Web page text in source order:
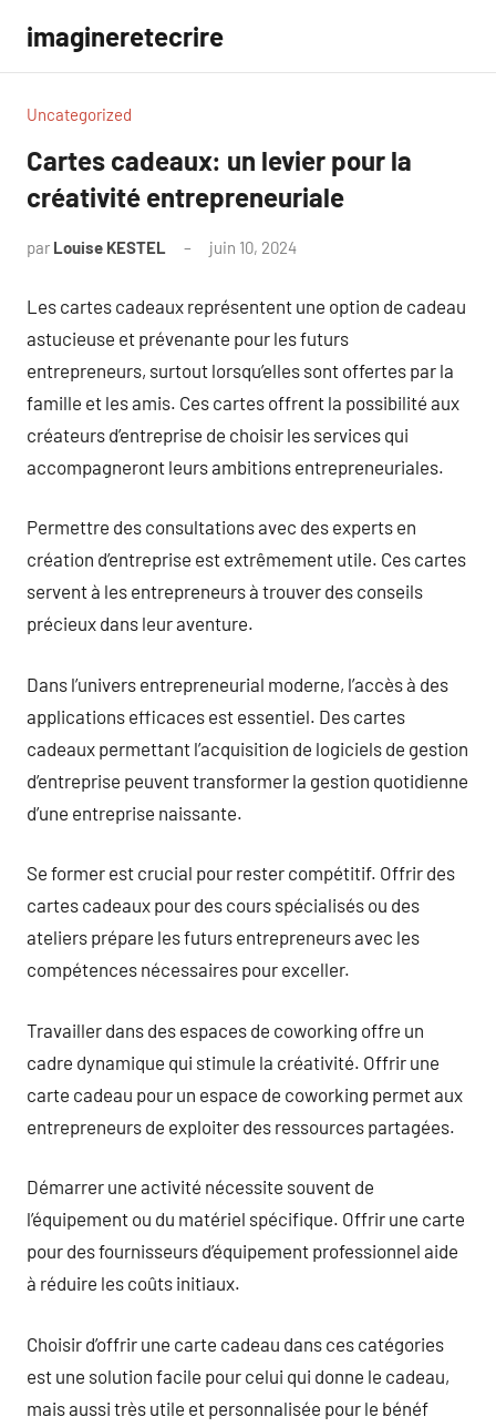
contenu
imagineretecrire
Uncategorized
Cartes cadeaux: un levier pour la
créativité entrepreneuriale
par Louise KESTEL juin 10, 2024
Les cartes cadeaux représentent une option de cadeau
astucieuse et prévenante pour les futurs
entrepreneurs, surtout lorsqu’elles sont offertes par la
famille et les amis. Ces cartes offrent la possibilité aux
créateurs d’entreprise de choisir les services qui
accompagneront leurs ambitions entrepreneuriales.
Permettre des consultations avec des experts en
création d’entreprise est extrêmement utile. Ces cartes
servent à les entrepreneurs à trouver des conseils
précieux dans leur aventure.
Dans l’univers entrepreneurial moderne, l’accès à des
applications efficaces est essentiel. Des cartes
cadeaux permettant l’acquisition de logiciels de gestion
d’entreprise peuvent transformer la gestion quotidienne
d’une entreprise naissante.
Se former est crucial pour rester compétitif. Offrir des
cartes cadeaux pour des cours spécialisés ou des
ateliers prépare les futurs entrepreneurs avec les
compétences nécessaires pour exceller.
Travailler dans des espaces de coworking offre un
cadre dynamique qui stimule la créativité. Offrir une
carte cadeau pour un espace de coworking permet aux
entrepreneurs de exploiter des ressources partagées.
Démarrer une activité nécessite souvent de
l’équipement ou du matériel spécifique. Offrir une carte
pour des fournisseurs d’équipement professionnel aide
à réduire les coûts initiaux.
Choisir d’offrir une carte cadeau dans ces catégories
est une solution facile pour celui qui donne le cadeau,
mais aussi très utile et personnalisée pour le bénéf